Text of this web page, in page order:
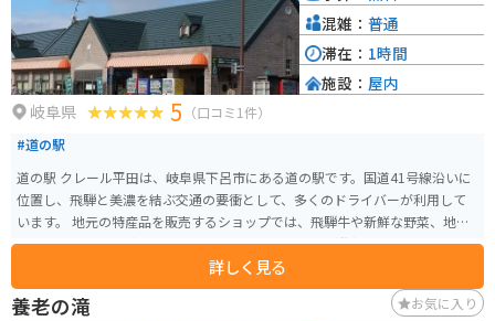
岐阜県 5 （口コミ1件）
#道の駅
道の駅 クレール平田は、岐阜県下呂市にある道の駅です。国道41号線沿いに
位置し、飛騨と美濃を結ぶ交通の要衝として、多くのドライバーが利用して
います。 地元の特産品を販売するショップでは、飛騨牛や新鮮な野菜、地元
で作られたお酒などが人気です。レストランでは、飛騨牛を使った料理や、
地元産の食材を使った郷土料理を楽しむことができます。 バイクで訪れる場
合、道の駅には広い駐車場が完備されているので安心です。また、休憩所も
充実しており、長距離ツーリングの休憩場所としても最適です。 周辺には、
詳しく見る
混雑： 普通
滞在： 1時間
施設： 屋内
養老の滝 お気に入り